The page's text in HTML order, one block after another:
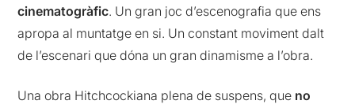
cinematogràfic. Un gran joc d’escenografia que ens
apropa al muntatge en si. Un constant moviment dalt
de l’escenari que dóna un gran dinamisme a l’obra.
Una obra Hitchcockiana plena de suspens, que no